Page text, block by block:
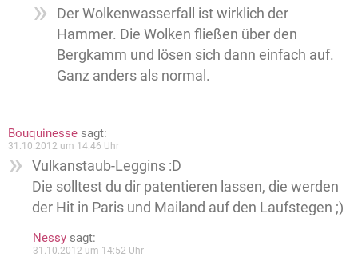
Der Wolkenwasserfall ist wirklich der
Hammer. Die Wolken fließen über den
Bergkamm und lösen sich dann einfach auf.
Ganz anders als normal.
Bouquinesse sagt:
31.10.2012 um 14:46 Uhr
Vulkanstaub-Leggins :D
Die solltest du dir patentieren lassen, die werden
der Hit in Paris und Mailand auf den Laufstegen ;)
Nessy sagt:
31.10.2012 um 14:52 Uhr